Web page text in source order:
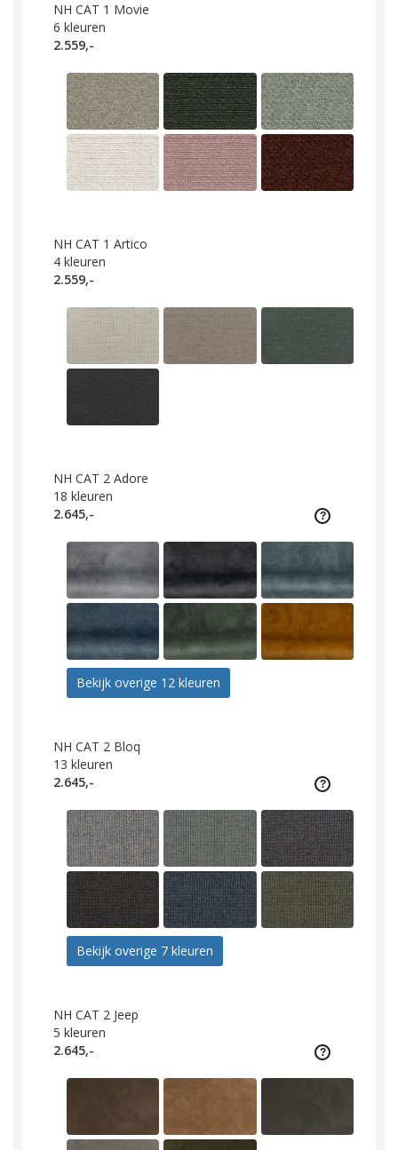
NH CAT 1 Movie
6 kleuren
2.559,-
NH CAT 1 Artico
4 kleuren
2.559,-
NH CAT 2 Adore
18 kleuren
2.645,-
Bekijk overige 12 kleuren
NH CAT 2 Bloq
13 kleuren
2.645,-
Bekijk overige 7 kleuren
NH CAT 2 Jeep
5 kleuren
2.645,-